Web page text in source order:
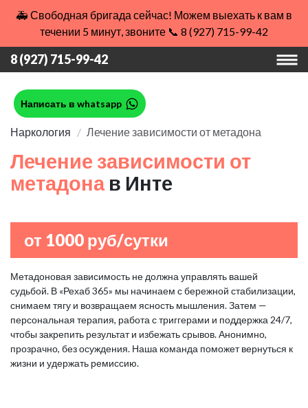
🚑 Свободная бригада сейчас! Можем выехать к вам в
течении 5 минут, звоните 📞 8 (927) 715-99-42
8 (927) 715-99-42
Написать в whatsapp
Наркология Лечение зависимости от метадона
Лечение зависимости от
метадона в Инте
от 1000 руб/сутки
Метадоновая зависимость не должна управлять вашей
судьбой. В «Рехаб 365» мы начинаем с бережной стабилизации,
снимаем тягу и возвращаем ясность мышления. Затем —
персональная терапия, работа с триггерами и поддержка 24/7,
чтобы закрепить результат и избежать срывов. Анонимно,
прозрачно, без осуждения. Наша команда поможет вернуться к
жизни и удержать ремиссию.